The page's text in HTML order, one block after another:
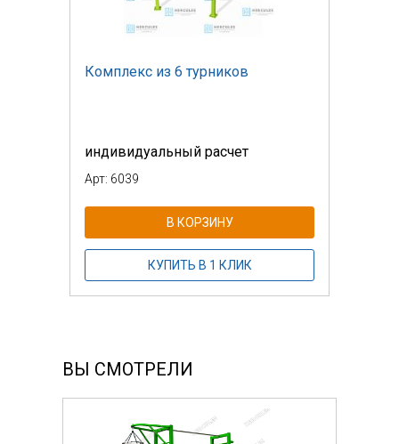
Комплекс из 6 турников
индивидуальный расчет
Арт: 6039
В КОРЗИНУ
КУПИТЬ В 1 КЛИК
ВЫ СМОТРЕЛИ